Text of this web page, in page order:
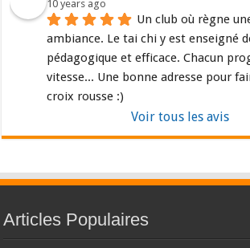
10 years ago
Un club où règne
ambiance. Le tai chi y est enseigné
pédagogique et efficace. Chacun
vitesse... Une bonne adresse pour
croix rousse :)
Voir tous les avis
Articles Populaires